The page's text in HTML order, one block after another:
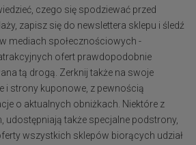
czego się spodziewać przed
zapisz się do newslettera sklepu i śledź
mediach społecznościowych -
ofert prawdopodobnie
tą drogą. Zerknij także na swoje
i strony kuponowe, z pewnością
o aktualnych obniżkach. Niektóre z
udostępniają także specjalne podstrony,
wszystkich sklepów biorących udział